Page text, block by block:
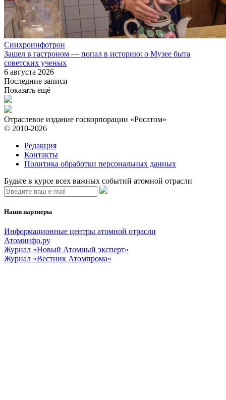
Синхроинфотрон
Зашел в гастроном — попал в историю: о Музее быта
советских ученых
6 августа 2026
Последние записи
Показать ещё
Отраслевое издание госкорпорации «Росатом»
© 2010-2026
Редакция
Контакты
Политика обработки персональных данных
Будьте в курсе всех важных событий атомной отрасли
Наши партнеры
Информационные центры атомной отрасли
Атоминфо.ру
Журнал «Новый Атомный эксперт»
Журнал «Вестник Атомпрома»